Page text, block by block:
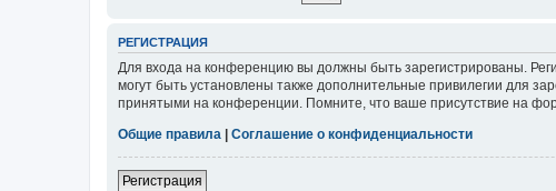
РЕГИСТРАЦИЯ
Для входа на конференцию вы должны быть зарегистрированы.
могут быть установлены также дополнительные привилегии для
принятыми на конференции. Помните, что ваше присутствие на
Общие правила
Соглашение о конфиденциальности
Регистрация